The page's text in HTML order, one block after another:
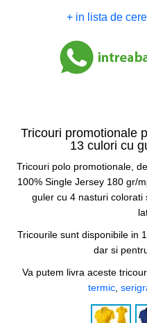
+ in lista de
Tricouri promotionale
13 culori cu
Tricouri polo promotionale,
100% Single Jersey 180 gr/
guler cu 4 nasturi colorati
Tricourile sunt disponibile in
dar si
Va putem livra aceste
termic